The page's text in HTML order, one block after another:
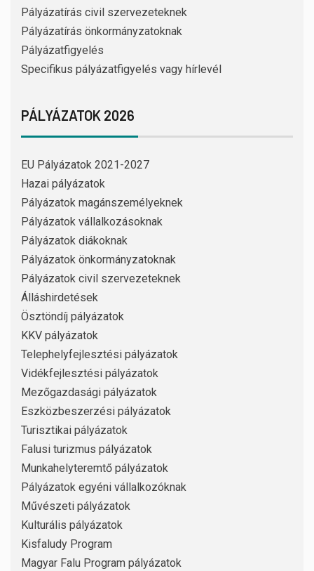
Pályázatírás civil szervezeteknek
Pályázatírás önkormányzatoknak
Pályázatfigyelés
Specifikus pályázatfigyelés vagy hírlevél
PÁLYÁZATOK 2026
EU Pályázatok 2021-2027
Hazai pályázatok
Pályázatok magánszemélyeknek
Pályázatok vállalkozásoknak
Pályázatok diákoknak
Pályázatok önkormányzatoknak
Pályázatok civil szervezeteknek
Álláshirdetések
Ösztöndíj pályázatok
KKV pályázatok
Telephelyfejlesztési pályázatok
Vidékfejlesztési pályázatok
Mezőgazdasági pályázatok
Eszközbeszerzési pályázatok
Turisztikai pályázatok
Falusi turizmus pályázatok
Munkahelyteremtő pályázatok
Pályázatok egyéni vállalkozóknak
Művészeti pályázatok
Kulturális pályázatok
Kisfaludy Program
Magyar Falu Program pályázatok